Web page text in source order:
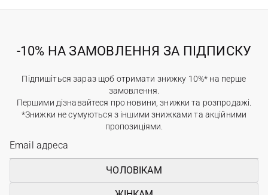
-10% НА ЗАМОВЛЕННЯ ЗА ПІДПИСКУ
Підпишіться зараз щоб отримати знижку 10%* на перше
замовлення.
Першими дізнавайтеся про новини, знижки та розпродажі.
*Знижки не сумуються з іншими знижками та акційними
пропозиціями.
ЧОЛОВІКАМ